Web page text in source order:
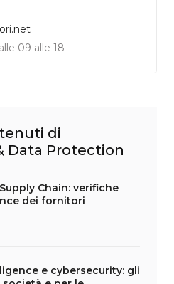
09 alle 18
di
Data Protection
Chain: verifiche
dei fornitori
e cybersecurity: gli